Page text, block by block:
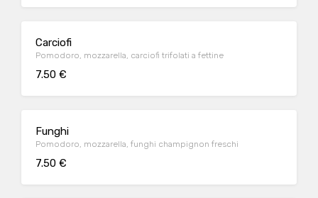
Carciofi
Pomodoro, mozzarella, carciofi trifolati a fettine
7.50 €
Funghi
Pomodoro, mozzarella, funghi champignon freschi
7.50 €